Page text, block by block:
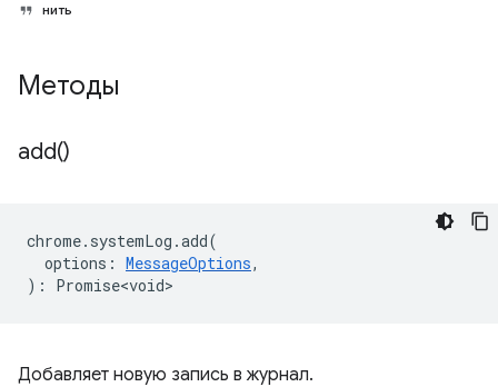
нить
Методы
add()
chrome. systemLog .add(
options : MessageOptions,
) : Promise<void>
Добавляет новую запись в журнал.